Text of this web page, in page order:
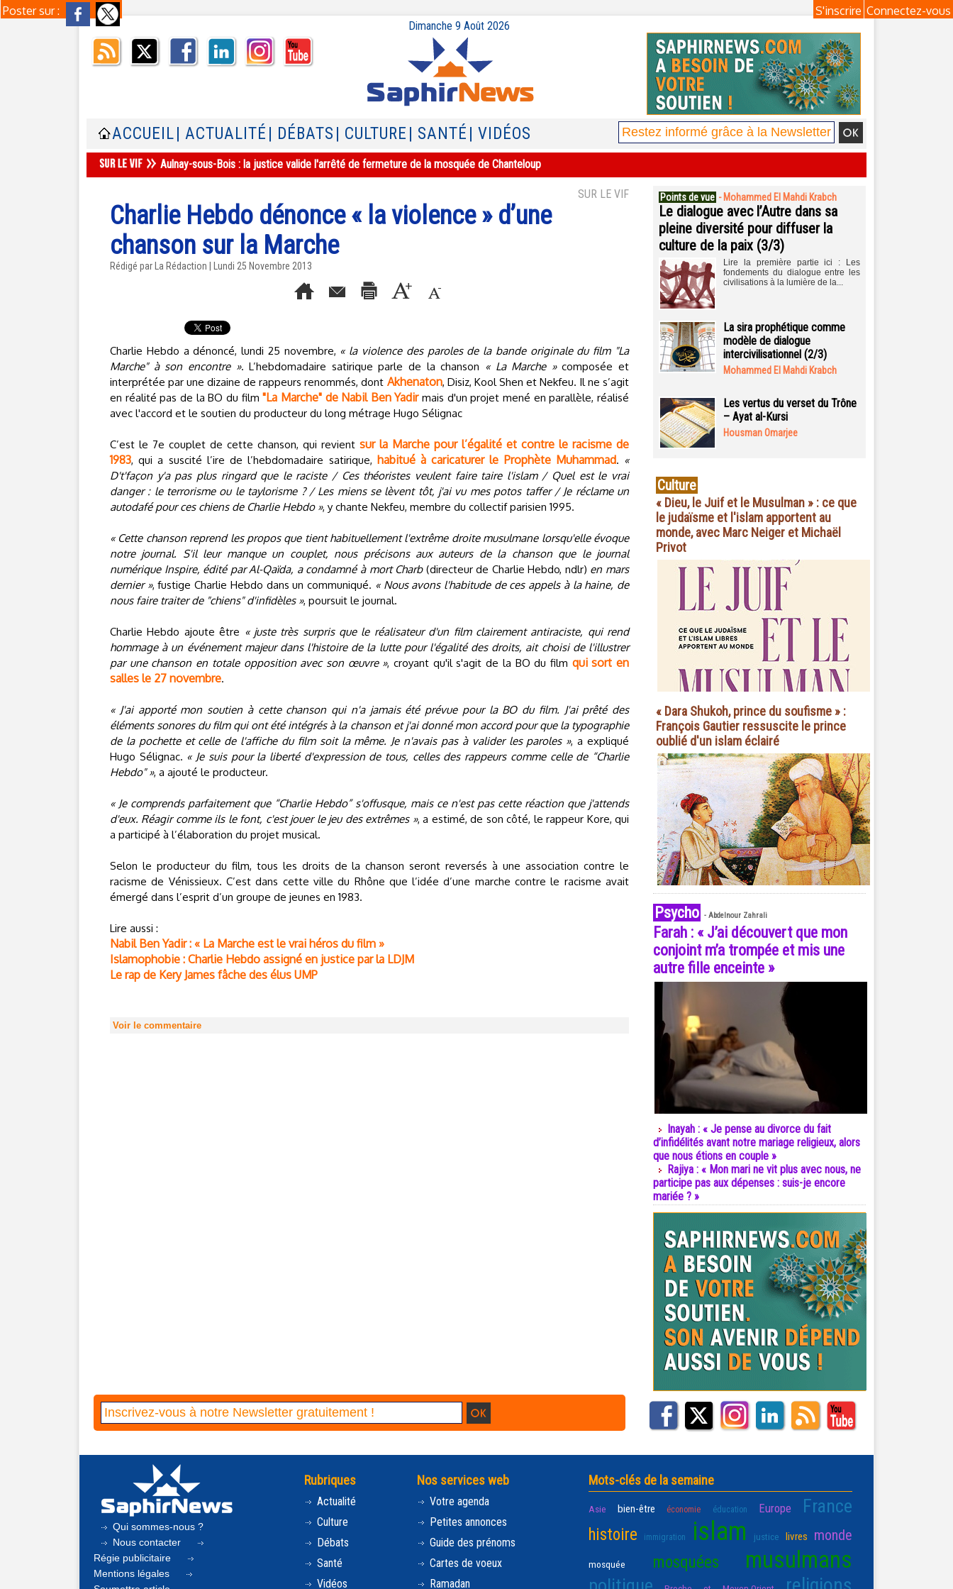
Poster sur : Connectez-vous
S'inscrire
Dimanche 9 Août 2026
ACCUEIL | ACTUALITÉ | DÉBATS | CULTURE | SANTÉ | VIDÉOS
Aulnay-sous-Bois : la justice valide l'arrêté de fermeture de la mosquée de Chanteloup
SUR LE VIF
Charlie Hebdo dénonce « la violence » d’une
chanson sur la Marche
Rédigé par La Rédaction | Lundi 25 Novembre 2013
Charlie Hebdo a dénoncé, lundi 25 novembre, « la violence des paroles de la bande originale du film "La
Marche" à son encontre ». L’hebdomadaire satirique parle de la chanson « La Marche »composée et
interprétée par une dizaine de rappeurs renommés, dont Akhenaton, Disiz, Kool Shen et Nekfeu. Il ne s’agit
en réalité pas de la BO du film"La Marche" de Nabil Ben Yadirmais d'un projet mené en parallèle, réalisé
avec l'accord et le soutien du producteur du long métrage Hugo Sélignac
C’est le 7e couplet de cette chanson, qui revient sur la Marche pour l’égalité et contre le racisme de
1983, qui a suscité l’ire de l’hebdomadaire satirique, habitué à caricaturer le Prophète Muhammad. «
D't'façon y'a pas plus ringard que le raciste / Ces théoristes veulent faire taire l'islam / Quel est le vrai
danger : le terrorisme ou le taylorisme ? / Les miens se lèvent tôt, j'ai vu mes potos taffer / Je réclame un
autodafé pour ces chiens de Charlie Hebdo », y chante Nekfeu, membre du collectif parisien 1995.
« Cette chanson reprend les propos que tient habituellement l'extrême droite musulmane lorsqu'elle évoque
notre journal. S'il leur manque un couplet, nous précisons aux auteurs de la chanson que le journal
numérique Inspire, édité par Al-Qaïda, a condamné à mort Charb(directeur de Charlie Hebdo, ndlr) en mars
dernier », fustige Charlie Hebdo dans un communiqué. « Nous avons l'habitude de ces appels à la haine, de
nous faire traiter de "chiens" d'infidèles », poursuit le journal.
Charlie Hebdo ajoute être « juste très surpris que le réalisateur d'un film clairement antiraciste, qui rend
hommage à un événement majeur dans l'histoire de la lutte pour l'égalité des droits, ait choisi de l'illustrer
par une chanson en totale opposition avec son œuvre », croyant qu'il s'agit de la BO du film qui sort en
salles le 27 novembre.
« J'ai apporté mon soutien à cette chanson qui n'a jamais été prévue pour la BO du film. J'ai prêté des
éléments sonores du film qui ont été intégrés à la chanson et j'ai donné mon accord pour que la typographie
de la pochette et celle de l'affiche du film soit la même. Je n'avais pas à valider les paroles », a expliqué
Hugo Sélignac. « Je suis pour la liberté d'expression de tous, celles des rappeurs comme celle de “Charlie
Hebdo" », a ajouté le producteur.
« Je comprends parfaitement que “Charlie Hebdo” s'offusque, mais ce n'est pas cette réaction que j'attends
d'eux. Réagir comme ils le font, c'est jouer le jeu des extrêmes », a estimé, de son côté, le rappeur Kore, qui
a participé à l’élaboration du projet musical.
Selon le producteur du film, tous les droits de la chanson seront reversés à une association contre le
racisme de Vénissieux. C’est dans cette ville du Rhône que l’idée d’une marche contre le racisme avait
émergé dans l’esprit d’un groupe de jeunes en 1983.
Lire aussi :
Nabil Ben Yadir : « La Marche est le vrai héros du film »
Islamophobie : Charlie Hebdo assigné en justice par la LDJM
Le rap de Kery James fâche des élus UMP
Voir le commentaire
Points de vue - Mohammed El Mahdi Krabch
Le dialogue avec l’Autre dans sa
pleine diversité pour diffuser la
culture de la paix (3/3)
Lire la première partie ici : Les
fondements du dialogue entre les
civilisations à la lumière de la...
La sira prophétique comme
modèle de dialogue
intercivilisationnel (2/3)
Mohammed El Mahdi Krabch
Les vertus du verset du Trône
– Ayat al-Kursi
Housman Omarjee
Culture
« Dieu, le Juif et le Musulman » : ce que
le judaïsme et l'islam apportent au
monde, avec Marc Neiger et Michaël
Privot
« Dara Shukoh, prince du soufisme » :
François Gautier ressuscite le prince
oublié d'un islam éclairé
Psycho - Abdelnour Zahrali
Farah : « J’ai découvert que mon
conjoint m’a trompée et mis une
autre fille enceinte »
Inayah : « Je pense au divorce du fait
d’infidélités avant notre mariage religieux, alors
que nous étions en couple »
Rajiya : « Mon mari ne vit plus avec nous, ne
participe pas aux dépenses : suis-je encore
mariée ? »
Qui sommes-nous ?
Nous contacter
Régie publicitaire
Mentions légales
Rubriques
Actualité
Culture
Débats
Santé
Vidéos
Nos services web
Votre agenda
Petites annonces
Guide des prénoms
Cartes de voeux
Ramadan
Mots-clés de la semaine
Asie bien-être économie éducation Europe France
histoire immigration islam justice livres monde
mosquée mosquées musulmans